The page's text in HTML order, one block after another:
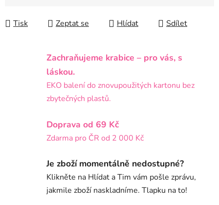
Tisk Zeptat se Hlídat Sdílet
Zachraňujeme krabice – pro vás, s
láskou.
EKO balení do znovupoužitých kartonu bez
zbytečných plastů.
Doprava od 69 Kč
Zdarma pro ČR od 2 000 Kč
Je zboží momentálně nedostupné?
Klikněte na Hlídat a Tim vám pošle zprávu,
jakmile zboží naskladníme. Tlapku na to!